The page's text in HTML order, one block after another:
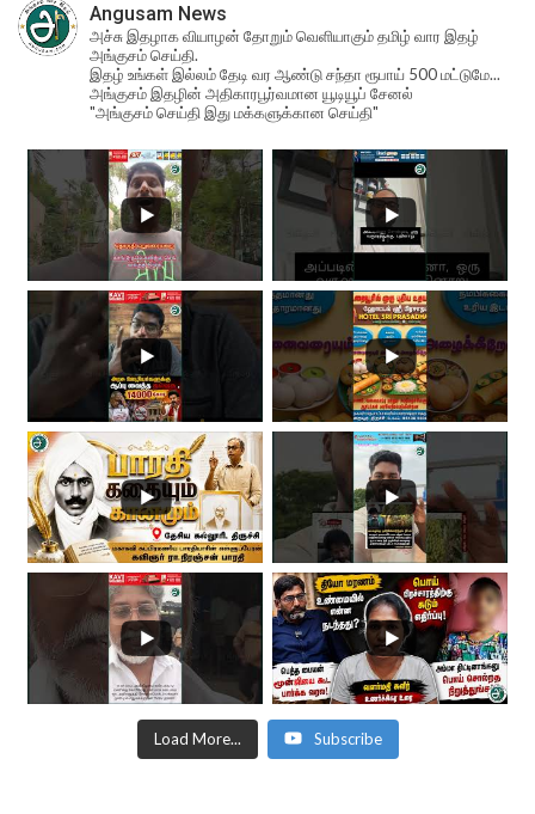
Angusam News
அச்சு இதழாக வியாழன் தோறும் வெளியாகும் தமிழ் வார இதழ்
அங்குசம் செய்தி.
இதழ் உங்கள் இல்லம் தேடி வர ஆண்டு சந்தா ரூபாய் 500 மட்டுமே...
அங்குசம் இதழின் அதிகாரபூர்வமான யூடியூப் சேனல்
"அங்குசம் செய்தி இது மக்களுக்கான செய்தி"
Load More... Subscribe